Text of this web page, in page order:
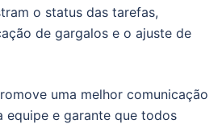
o status das tarefas,
de gargalos e o ajuste de
uma melhor comunicação
equipe e garante que todos